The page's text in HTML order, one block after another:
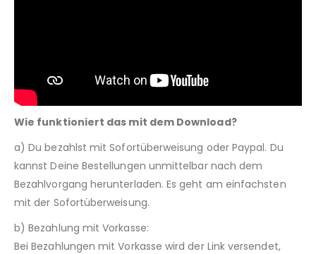
Wie funktioniert das mit dem Download?
a) Du bezahlst mit Sofortüberweisung oder Paypal. Du
kannst Deine Bestellungen unmittelbar nach dem
Bezahlvorgang herunterladen. Es geht am einfachsten
mit der Sofortüberweisung.
b) Bezahlung mit Vorkasse:
Bei Bezahlungen mit Vorkasse wird der Link versendet,